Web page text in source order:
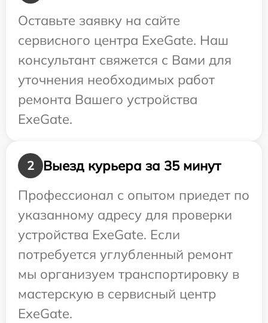
Оставьте заявку на сайте
сервисного центра ExeGate. Наш
консультант свяжется с Вами для
уточнения необходимых работ
ремонта Вашего устройства
ExeGate.
2
Выезд курьера за 35 минут
Профессионал с опытом приедет по
указанному адресу для проверки
устройства ExeGate. Если
потребуется углубленный ремонт
мы организуем транспортировку в
мастерскую в сервисный центр
ExeGate.